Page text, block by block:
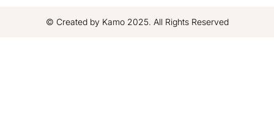
© Created by Kamo 2025. All Rights Reserved